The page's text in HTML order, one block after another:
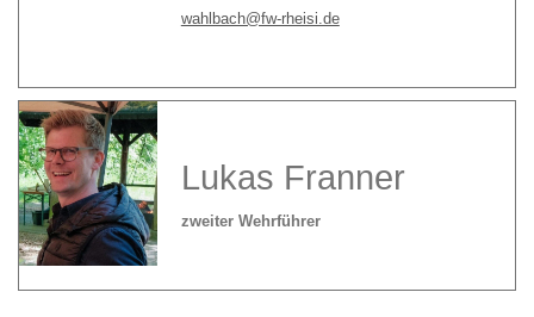
wahlbach@fw-rheisi.de
Lukas Franner
zweiter Wehrführer